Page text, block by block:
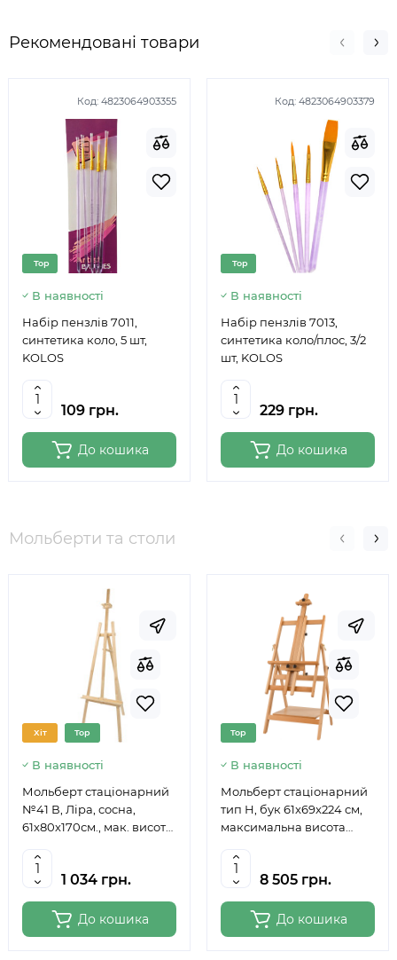
Рекомендовані товари
Код: 4823064903355
Top
В наявності
Набір пензлів 7011,
синтетика коло, 5 шт,
KOLOS
109 грн.
До кошика
Код: 4823064903379
Top
В наявності
Набір пензлів 7013,
синтетика коло/плос, 3/2
шт, KOLOS
229 грн.
До кошика
Мольберти та столи
Хіт Top
В наявності
Мольберт стаціонарний
№41 В, Ліра, сосна,
61х80х170см., мак. висота
Studio
1 034 грн.
До кошика
Top
В наявності
Мольберт стаціонарний
тип Н, бук 61x69x224 см,
максимальна висота
6059
8 505 грн.
До кошика